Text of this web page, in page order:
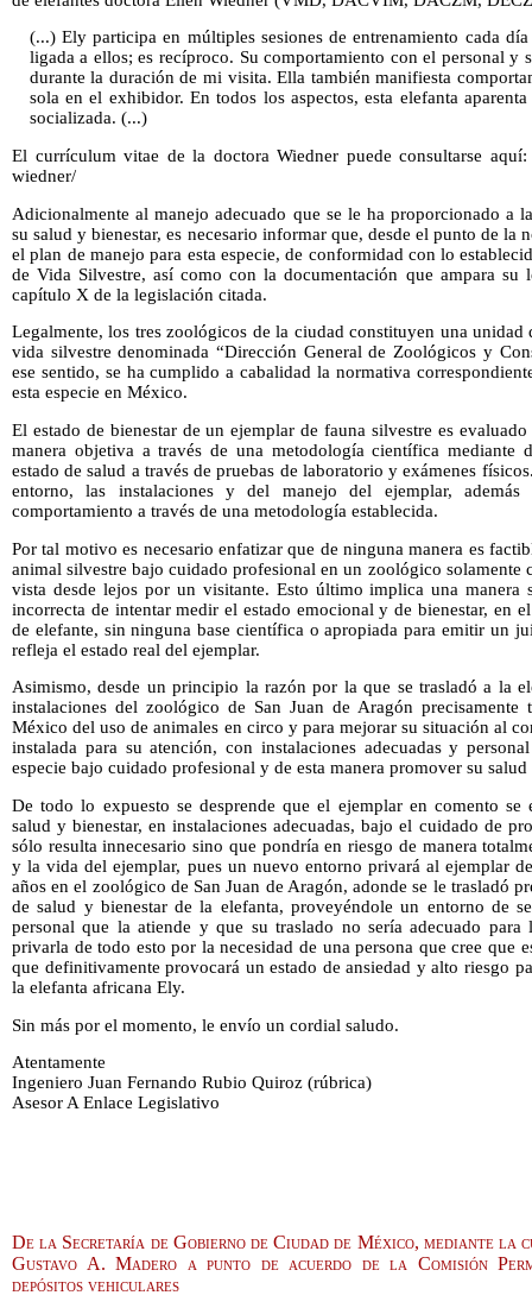
(...) Ely participa en múltiples sesiones de entrenamiento cada
ligada a ellos; es recíproco. Su comportamiento con el personal y
durante la duración de mi visita. Ella también manifiesta
sola en el exhibidor. En todos los aspectos, esta elefanta
socializada. (...)
El currículum vitae de la doctora Wiedner puede consultarse
wiedner/
Adicionalmente al manejo adecuado que se le ha proporcionado a
su salud y bienestar, es necesario informar que, desde el punto de la
el plan de manejo para esta especie, de conformidad con lo
de Vida Silvestre, así como con la documentación que ampara su
capítulo X de la legislación citada.
Legalmente, los tres zoológicos de la ciudad constituyen una
vida silvestre denominada “Dirección General de Zoológicos y
ese sentido, se ha cumplido a cabalidad la normativa
esta especie en México.
El estado de bienestar de un ejemplar de fauna silvestre es
manera objetiva a través de una metodología científica mediante
estado de salud a través de pruebas de laboratorio y exámenes
entorno, las instalaciones y del manejo del ejemplar,
comportamiento a través de una metodología establecida.
Por tal motivo es necesario enfatizar que de ninguna manera es
animal silvestre bajo cuidado profesional en un zoológico solamente
vista desde lejos por un visitante. Esto último implica una manera
incorrecta de intentar medir el estado emocional y de bienestar, en
de elefante, sin ninguna base científica o apropiada para emitir un
refleja el estado real del ejemplar.
Asimismo, desde un principio la razón por la que se trasladó a la
instalaciones del zoológico de San Juan de Aragón
México del uso de animales en circo y para mejorar su situación al
instalada para su atención, con instalaciones adecuadas y
especie bajo cuidado profesional y de esta manera promover su salud
De todo lo expuesto se desprende que el ejemplar en comento se
salud y bienestar, en instalaciones adecuadas, bajo el cuidado de
sólo resulta innecesario sino que pondría en riesgo de manera
y la vida del ejemplar, pues un nuevo entorno privará al ejemplar
años en el zoológico de San Juan de Aragón, adonde se le trasladó
de salud y bienestar de la elefanta, proveyéndole un entorno de
personal que la atiende y que su traslado no sería adecuado
privarla de todo esto por la necesidad de una persona que cree que
que definitivamente provocará un estado de ansiedad y alto riesgo
la elefanta africana Ely.
Sin más por el momento, le envío un cordial saludo.
Atentamente
Ingeniero Juan Fernando Rubio Quiroz (rúbrica)
Asesor A Enlace Legislativo
De la Secretaría de Gobierno de Ciudad de México, mediante la
Gustavo A. Madero a punto de acuerdo de la Comisión
depósitos vehiculares